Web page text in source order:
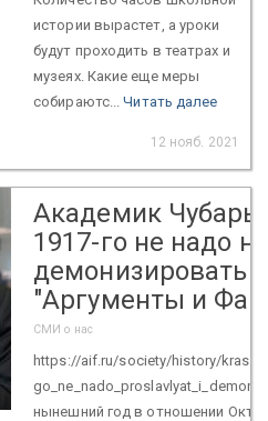
истории вырастет, а уроки
будут проходить в театрах и
музеях. Какие еще меры
собираютс...Читать далее
12 нояб. 2021
Академик
1917-го не надо
демонизировать
"Аргументы и
СМИ о нас
https://aif.ru/society/history/
нынешний год в отношении